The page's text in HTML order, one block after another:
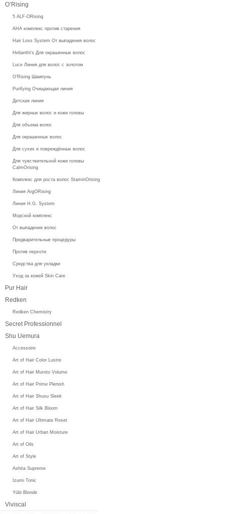
O’Rising
5 ALF-ORising
AHA комплекс против старения
Hair Loss System От выпадения волос
Helianthi's Для окрашенных волос
Luce Линия для волос с золотом
O’Rising Шампунь
Purifying Очищающая линия
Детская линия
Для жирных волос и кожи головы
Для объема волос
Для окрашенных волос
Для сухих и повреждённых волос
Для чувствительной кожи головы
CalmOrising
Комплекс для роста волос StaminOrising
Линия ArgORising
Линия H.G. System
Морской комплекс
От выпадения волос
Предварительные процедуры
Против перхоти
Средства для укладки
Уход за кожей Skin Care
Pur Hair
Redken
Redken Chemistry
Secret Professionnel
Shu Uemura
Accessoire
Art of Hair Color Lustre
Art of Hair Muroto Volume
Art of Hair Prime Plenish
Art of Hair Shusu Sleek
Art of Hair Silk Bloom
Art of Hair Ultimate Reset
Art of Hair Urban Moisture
Art of Oils
Art of Style
Ashita Supreme
Izumi Tonic
Yūbi Blonde
Viviscal